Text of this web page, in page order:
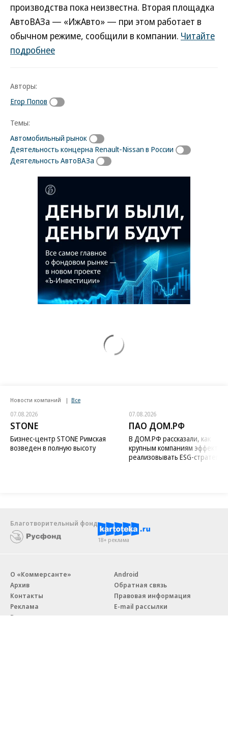
производства пока неизвестна. Вторая площадка
АвтоВАЗа — «ИжАвто» — при этом работает в
обычном режиме, сообщили в компании. Читайте
подробнее
Авторы:
Егор Попов
Темы:
Автомобильный рынок
Деятельность концерна Renault-Nissan в России
Деятельность АвтоВАЗа
Новости компаний Все
07.08.2026
STONE
Бизнес-центр STONE Римская
возведен в полную высоту
07.08.2026
ПАО ДОМ.РФ
В ДОМ.РФ рассказали, как
крупным компаниям
реализовывать ESG-стратегию
Благотворительный фонд
18+ реклама
О «Коммерсанте»
Архив
Контакты
Реклама
Вакансии
Android
Обратная связь
Правовая информация
E-mail рассылки